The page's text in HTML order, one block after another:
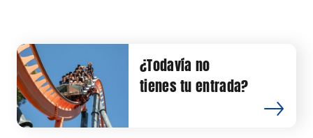
¿Todavía no
tienes tu entrada?